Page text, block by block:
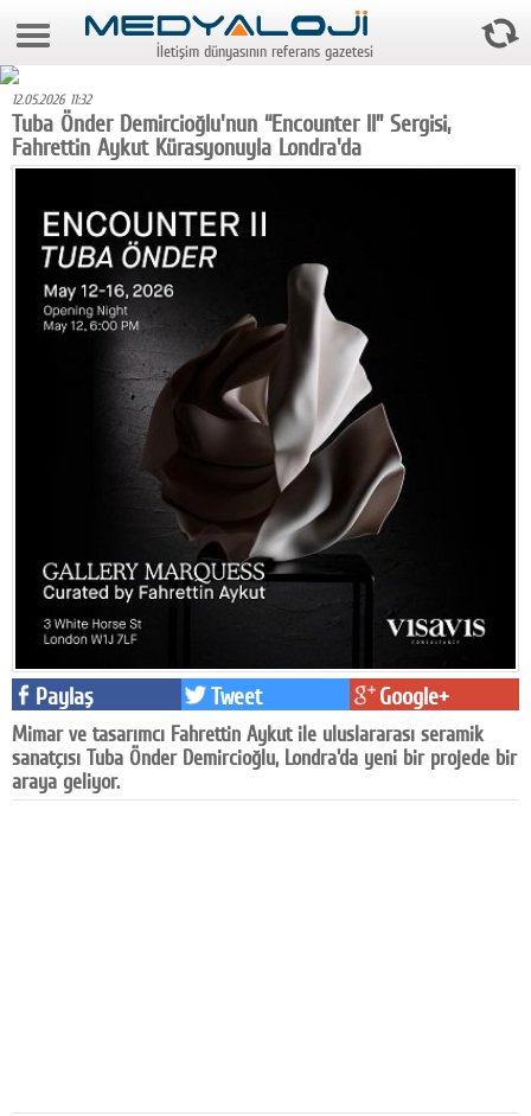
6 Ağustos 2026 5:55:01
Foto Galeri
Video Galeri
Gazeteler
Medya
Reyting-tiraj
Teknoloji
Televizyon
Youtube
Polemik
Reklam
İletişim dünyasının referans gazetesi
12.05.2026 11:32
Tuba Önder Demircioğlu'nun “Encounter II” Sergisi,
Fahrettin Aykut Kürasyonuyla Londra'da
Paylaş Tweet Google+
Mimar ve tasarımcı Fahrettin Aykut ile uluslararası seramik
sanatçısı Tuba Önder Demircioğlu, Londra'da yeni bir projede bir
araya geliyor.